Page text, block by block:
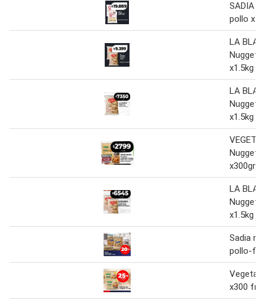
SADIA
pollo
LA
x1.5kg
LA
x1.5kg
x300gr
LA
x1.5kg
Sadia
pollo-
x300 fr